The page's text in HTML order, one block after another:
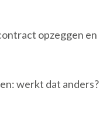
opzeggen en
werkt dat anders?